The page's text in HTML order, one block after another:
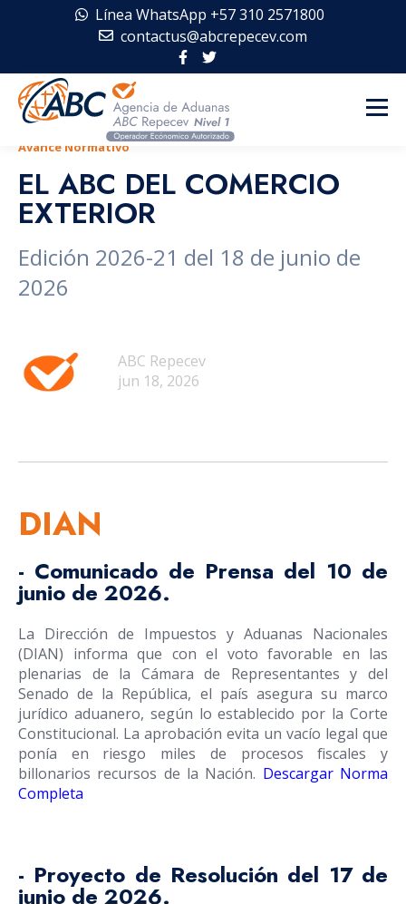
Línea WhatsApp +57 310 2571800
contactus@abcrepecev.com
Avance Normativo
EL ABC DEL COMERCIO
EXTERIOR
Edición 2026-21 del 18 de junio de
2026
ABC Repecev
jun 18, 2026
DIAN
- Comunicado de Prensa del 10 de
junio de 2026.
La Dirección de Impuestos y Aduanas Nacionales
(DIAN) informa que con el voto favorable en las
plenarias de la Cámara de Representantes y del
Senado de la República, el país asegura su marco
jurídico aduanero, según lo establecido por la Corte
Constitucional. La aprobación evita un vacío legal que
ponía en riesgo miles de procesos fiscales y
billonarios recursos de la Nación. Descargar Norma
Completa
- Proyecto de Resolución del 17 de
junio de 2026.